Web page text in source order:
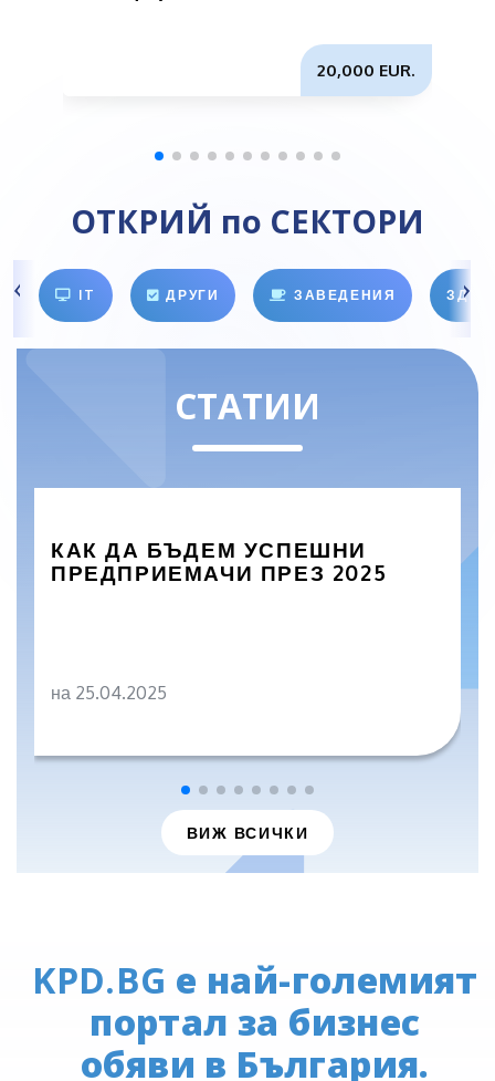
20,000 EUR.
ОТКРИЙ по СЕКТОРИ
IT ДРУГИ ЗАВЕДЕНИЯ
СТАТИИ
КАК ДА БЪДЕМ УСПЕШНИ
ПРЕДПРИЕМАЧИ ПРЕЗ 2025
на 25.04.2025
ВИЖ ВСИЧКИ
KPD.BG е най-големият
портал за бизнес
обяви в България.